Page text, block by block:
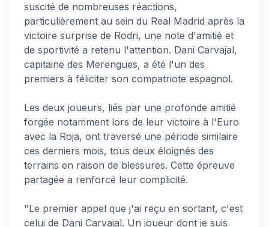
suscité de nombreuses réactions,
particulièrement au sein du Real Madrid après la
victoire surprise de Rodri, une note d'amitié et
de sportivité a retenu l'attention. Dani Carvajal,
capitaine des Merengues, a été l'un des
premiers à féliciter son compatriote espagnol.
Les deux joueurs, liés par une profonde amitié
forgée notamment lors de leur victoire à l'Euro
avec la Roja, ont traversé une période similaire
ces derniers mois, tous deux éloignés des
terrains en raison de blessures. Cette épreuve
partagée a renforcé leur complicité.
"Le premier appel que j'ai reçu en sortant, c'est
celui de Dani Carvajal. Un joueur dont je suis